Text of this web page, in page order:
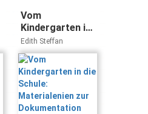
Vom
Kindergarten in
die Schule:
Materialenien
zur
Dokumentation
des
Lernfortschritts
Edith Steffan